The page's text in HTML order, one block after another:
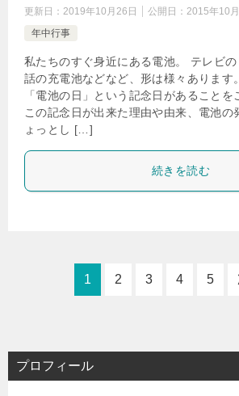
更新日： 2019年10月26日 公開日： 2015年10
年中行事
私たちのすぐ身近にある電池。 テレビ
話の充電池などなど、形は様々あります
「電池の日」という記念日があることを
この記念日が出来た理由や由来、電池の
ょっとし […]
続きを読む
1 2 3 4 5
プロフィール